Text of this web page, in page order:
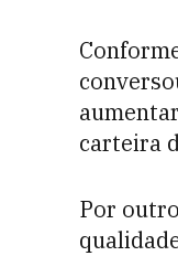
carteira
Por